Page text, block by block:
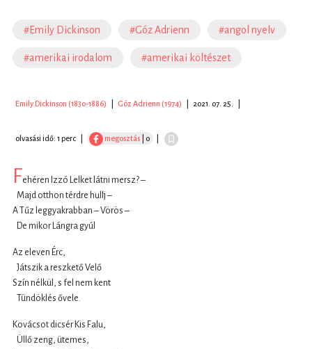
#Emily Dickinson #Góz Adrienn #angol nyelv
#amerikai irodalom #amerikai költészet
Emily Dickinson (1830-1886) Góz Adrienn (1974) 2021. 07. 25.
olvasási idő: 1 perc megosztás | 0
Fehéren Izzó Lelket látni mersz? –
Majd otthon térdre hullj –
A Tűz leggyakrabban – Vörös –
De mikor Lángra gyúl
Az eleven Érc,
Játszik a reszkető Velő
Szín nélkül, s fel nem kent
Tündöklés ővele.
Kovácsot dicsér Kis Falu,
Üllő zeng, ütemes,